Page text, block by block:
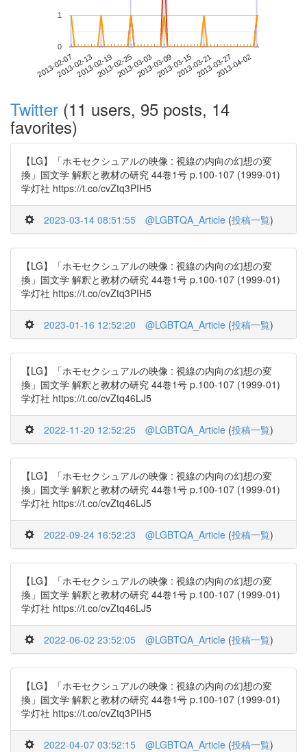
2013-02-072013-02-132013-02-192013-02-252013-03-032013-03-092013-03-152013-03-212013-03-272013-04-02
0
1
Twitter (11 users, 95 posts, 14
favorites)
【LG】「ホモセクシュアルの映像 : 視線の内向の幻想の変
換」国文学 解釈と教材の研究 44巻1号 p.100-107 (1999-01)
学灯社 https://t.co/cvZtq3PIH5
2023-03-14 08:51:55 @LGBTQA_Article (投稿一覧)
【LG】「ホモセクシュアルの映像 : 視線の内向の幻想の変
換」国文学 解釈と教材の研究 44巻1号 p.100-107 (1999-01)
学灯社 https://t.co/cvZtq3PIH5
2023-01-16 12:52:20 @LGBTQA_Article (投稿一覧)
【LG】「ホモセクシュアルの映像 : 視線の内向の幻想の変
換」国文学 解釈と教材の研究 44巻1号 p.100-107 (1999-01)
学灯社 https://t.co/cvZtq46LJ5
2022-11-20 12:52:25 @LGBTQA_Article (投稿一覧)
【LG】「ホモセクシュアルの映像 : 視線の内向の幻想の変
換」国文学 解釈と教材の研究 44巻1号 p.100-107 (1999-01)
学灯社 https://t.co/cvZtq46LJ5
2022-09-24 16:52:23 @LGBTQA_Article (投稿一覧)
【LG】「ホモセクシュアルの映像 : 視線の内向の幻想の変
換」国文学 解釈と教材の研究 44巻1号 p.100-107 (1999-01)
学灯社 https://t.co/cvZtq46LJ5
2022-06-02 23:52:05 @LGBTQA_Article (投稿一覧)
【LG】「ホモセクシュアルの映像 : 視線の内向の幻想の変
換」国文学 解釈と教材の研究 44巻1号 p.100-107 (1999-01)
学灯社 https://t.co/cvZtq3PIH5
2022-04-07 03:52:15 @LGBTQA_Article (投稿一覧)